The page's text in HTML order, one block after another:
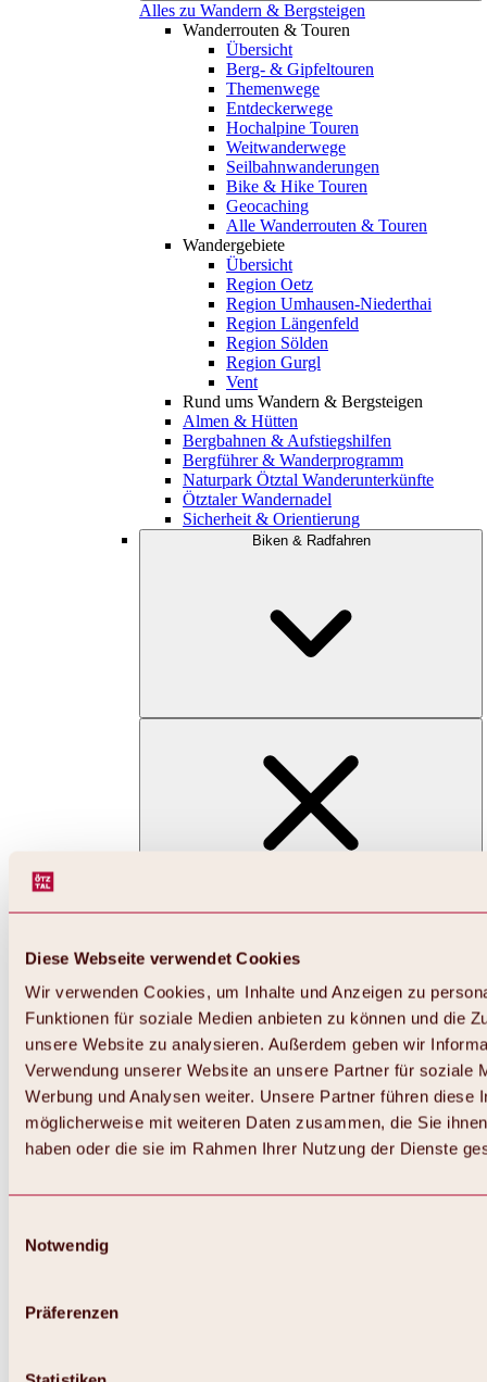
Diese Webseite verwendet Cookies
Wir verwenden Cookies, um Inhalte und Anzeigen zu
Funktionen für soziale Medien anbieten zu können und die
unsere Website zu analysieren. Außerdem geben wir
Verwendung unserer Website an unsere Partner für soziale
Werbung und Analysen weiter. Unsere Partner führen diese
möglicherweise mit weiteren Daten zusammen, die Sie
haben oder die sie im Rahmen Ihrer Nutzung der Dienste
Notwendig
Präferenzen
Alles zu Wandern & Bergsteigen
Wanderrouten & Touren
Übersicht
Berg- & Gipfeltouren
Themenwege
Entdeckerwege
Hochalpine Touren
Weitwanderwege
Seilbahnwanderungen
Bike & Hike Touren
Geocaching
Alle Wanderrouten & Touren
Wandergebiete
Übersicht
Region Oetz
Region Umhausen-Niederthai
Region Längenfeld
Region Sölden
Region Gurgl
Vent
Rund ums Wandern & Bergsteigen
Almen & Hütten
Bergbahnen & Aufstiegshilfen
Bergführer & Wanderprogramm
Naturpark Ötztal Wanderunterkünfte
Ötztaler Wandernadel
Sicherheit & Orientierung
Biken & Radfahren